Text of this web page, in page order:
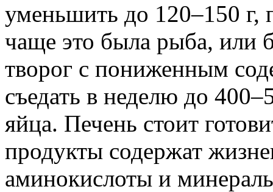
уменьшить до 120–150 г,
чаще это была рыба, или
творог с пониженным
съедать в неделю до
яйца. Печень стоит
продукты содержат
аминокислоты и